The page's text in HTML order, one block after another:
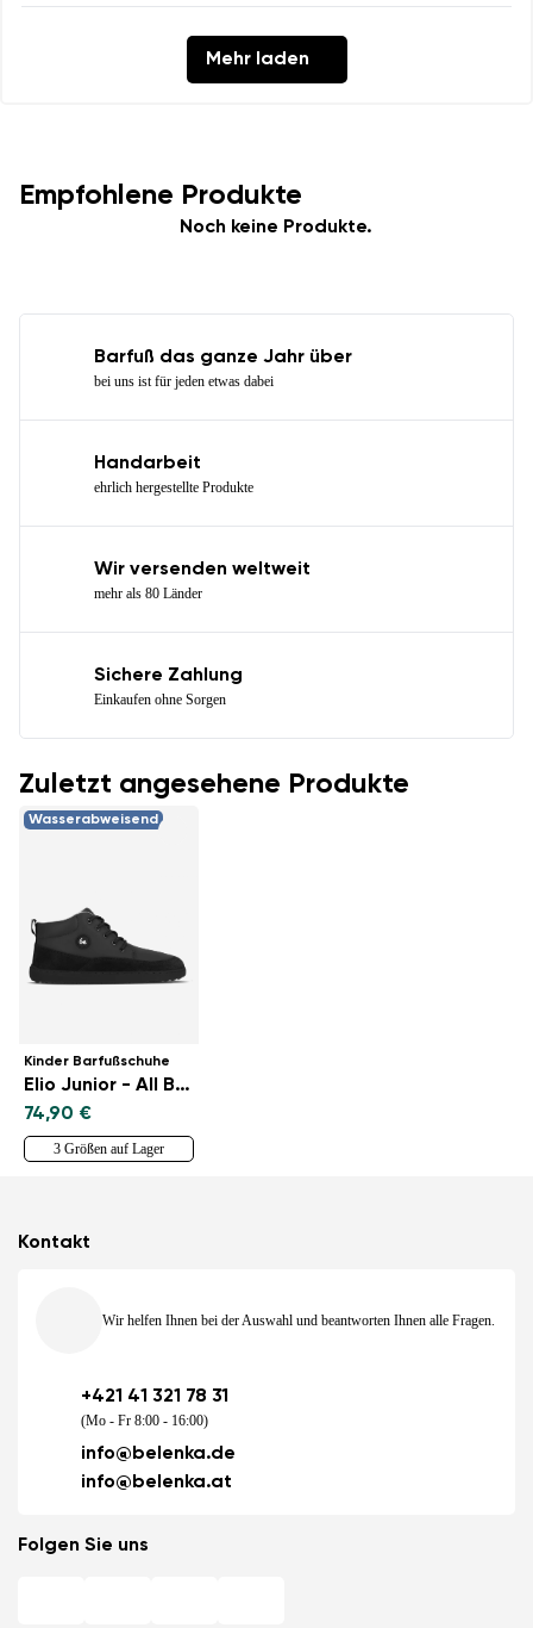
Mehr laden
Empfohlene Produkte
Noch keine Produkte.
Barfuß das ganze Jahr über
bei uns ist für jeden etwas dabei
Handarbeit
ehrlich hergestellte Produkte
Wir versenden weltweit
mehr als 80 Länder
Sichere Zahlung
Einkaufen ohne Sorgen
Zuletzt angesehene Produkte
Wasserabweisend
Kinder Barfußschuhe
Elio Junior - All Black
74,90 €
3 Größen auf Lager
Kontakt
Wir helfen Ihnen bei der Auswahl und beantworten Ihnen alle Fragen.
+421 41 321 78 31
(Mo - Fr 8:00 - 16:00)
info@belenka.de
info@belenka.at
Folgen Sie uns